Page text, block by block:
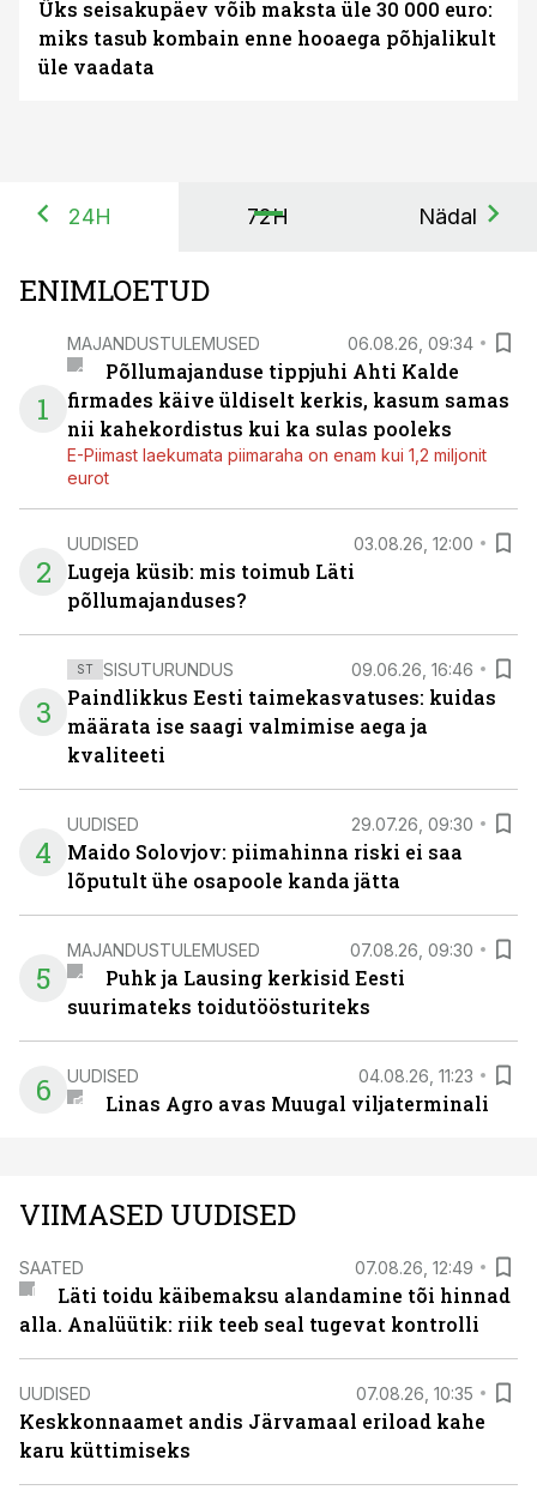
Üks seisakupäev võib maksta üle 30 000 euro:
miks tasub kombain enne hooaega põhjalikult
üle vaadata
24H 72H Nädal
ENIMLOETUD
1
MAJANDUSTULEMUSED 06.08.26, 09:34
Põllumajanduse tippjuhi Ahti Kalde
firmades käive üldiselt kerkis, kasum samas
nii kahekordistus kui ka sulas pooleks
E-Piimast laekumata piimaraha on enam kui 1,2 miljonit
eurot
2
UUDISED 03.08.26, 12:00
Lugeja küsib: mis toimub Läti
põllumajanduses?
3
ST SISUTURUNDUS 09.06.26, 16:46
Paindlikkus Eesti taimekasvatuses: kuidas
määrata ise saagi valmimise aega ja
kvaliteeti
4
UUDISED 29.07.26, 09:30
Maido Solovjov: piimahinna riski ei saa
lõputult ühe osapoole kanda jätta
5
MAJANDUSTULEMUSED 07.08.26, 09:30
Puhk ja Lausing kerkisid Eesti
suurimateks toidutöösturiteks
6 UUDISED 04.08.26, 11:23
Linas Agro avas Muugal viljaterminali
VIIMASED UUDISED
SAATED 07.08.26, 12:49
Läti toidu käibemaksu alandamine tõi hinnad
alla. Analüütik: riik teeb seal tugevat kontrolli
UUDISED 07.08.26, 10:35
Keskkonnaamet andis Järvamaal eriload kahe
karu küttimiseks